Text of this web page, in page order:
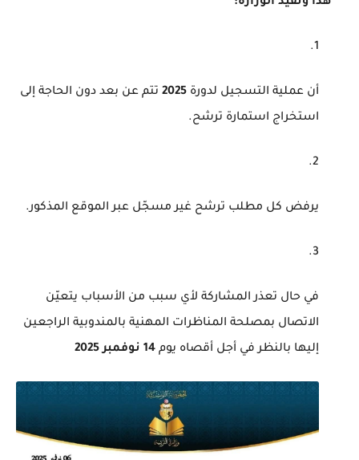
أن عملية التسجيل لدورة 2025 تتم عن بعد دون الحاجة إلى
استخراج استمارة ترشح.
يرفض كل مطلب ترشح غير مسجّل عبر الموقع المذكور.
في حال تعذر المشاركة لأي سبب من الأسباب يتعيّن
الاتصال بمصلحة المناظرات المهنية بالمندوبية الراجعين
إليها بالنظر في أجل أقصاه يوم 14 نوفمبر 2025